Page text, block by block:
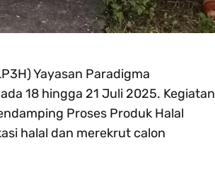
Yayasan Paradigma
18 hingga 21 Juli 2025. Kegiatan
Proses Produk Halal
halal dan merekrut calon